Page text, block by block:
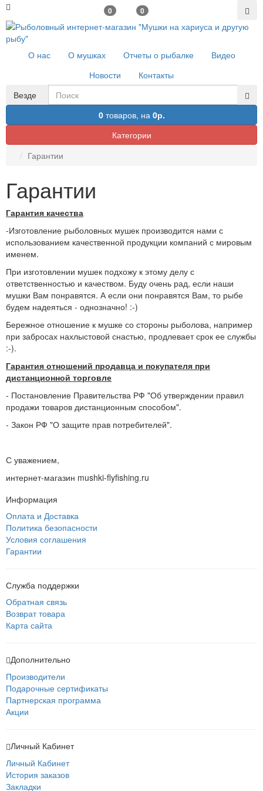
0 0
О нас О мушках Отчеты о рыбалке
Видео
Новости
Контакты
Везде
0товаров, на 0р.
Категории
Гарантии
Гарантии
Гарантия качества
-Изготовление рыболовных мушек производится нами с
использованием качественной продукции компаний с мировым
именем.
При изготовлении мушек подхожу к этому делу с
ответственностью и качеством. Буду очень рад, если наши
мушки Вам понравятся. А если они понравятся Вам, то рыбе
будем надеяться - однозначно! :-)
Бережное отношение к мушке со стороны рыболова, например
при забросах нахлыстовой снастью, продлевает срок ее службы
:-).
Гарантия отношений продавца и покупателя при
дистанционной торговле
- Постановление Правительства РФ "Об утверждении правил
продажи товаров дистанционным способом".
- Закон РФ "О защите прав потребителей".
С уважением,
интернет-магазин mushki-flyfishing.ru
Информация
Оплата и Доставка
Политика безопасности
Условия соглашения
Гарантии
Служба поддержки
Обратная связь
Возврат товара
Карта сайта
Дополнительно
Производители
Подарочные сертификаты
Партнерская программа
Акции
Личный Кабинет
Личный Кабинет
История заказов
Закладки